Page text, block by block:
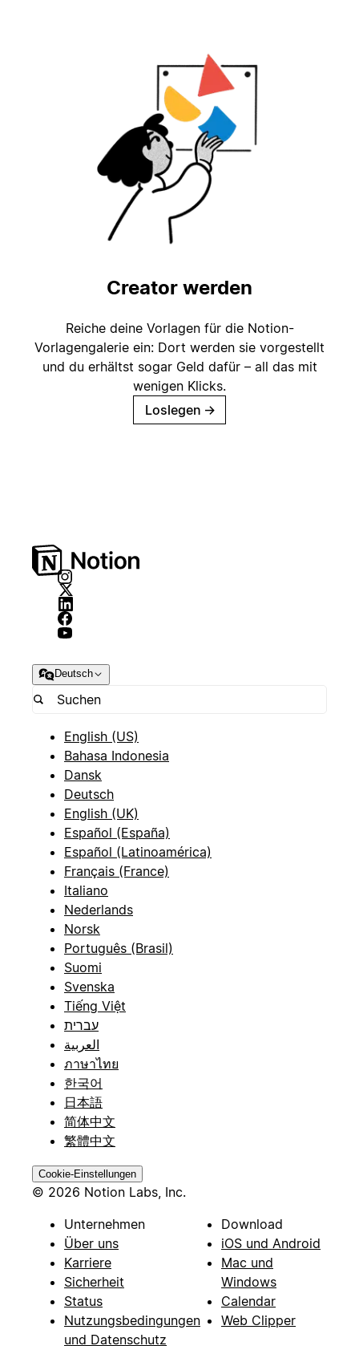
Creator werden
Reiche deine Vorlagen für die Notion-
Vorlagengalerie ein: Dort werden sie vorgestellt
und du erhältst sogar Geld dafür – all das mit
wenigen Klicks.
Loslegen →
Deutsch
English (US)
Bahasa Indonesia
Dansk
Deutsch
English (UK)
Español (España)
Español (Latinoamérica)
Français (France)
Italiano
Nederlands
Norsk
Português (Brasil)
Suomi
Svenska
Tiếng Việt
עברית
العربية
ภาษาไทย
한국어
日本語
简体中文
繁體中文
Cookie-Einstellungen
© 2026 Notion Labs, Inc.
Unternehmen
Über uns
Karriere
Sicherheit
Status
Nutzungsbedingungen
und Datenschutz
Download
iOS und Android
Mac und
Windows
Calendar
Web Clipper